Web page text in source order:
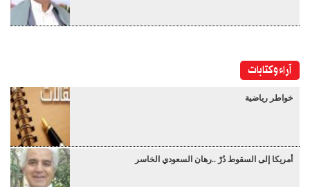
آراء وكتابات
خواطر رياضية
أمريكا إلى السقوط دُرْ ..رهان السعودي الخاسر